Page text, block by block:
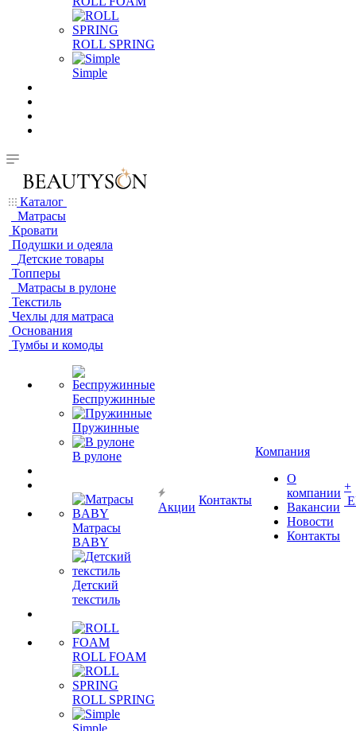
ROLL SPRING
Simple
Каталог
Матрасы
Кровати
Подушки и одеяла
Детские товары
Топперы
Матрасы в рулоне
Текстиль
Чехлы для матраса
Основания
Тумбы и комоды
Беспружинные
Пружинные
В рулоне
Матрасы
BABY
Детский
текстиль
ROLL FOAM
ROLL SPRING
Simple
Акции
Контакты
Компания
О
компании
Вакансии
Новости
Контакты
+